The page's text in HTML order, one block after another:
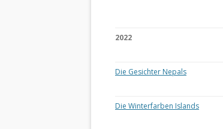
2022
Die Gesichter Nepals
Die Winterfarben Islands